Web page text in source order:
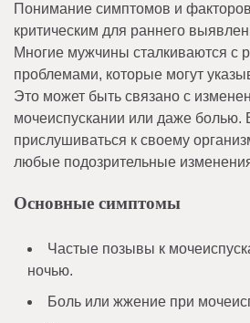
Понимание симптомов и
критическим для раннего
Многие мужчины сталкиваются с
проблемами, которые могут
Это может быть связано с
мочеиспускании или даже болью.
прислушиваться к своему
любые подозрительные
Основные симптомы
Частые позывы к
ночью.
Боль или жжение при